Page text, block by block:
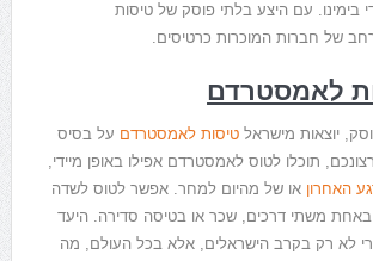
בימינו. עם היצע בלתי פוסק של טיסות
של חברות המוכרות כרטיסים.
לאמסטרדם
יוצאות מישראל טיסות לאמסטרדם על בסיס
תוכלו לטוס לאמסטרדם אפילו באופן מיידי,
האחרון או של מהיום למחר. אפשר לטוס לשדה
משתי דרכים, שכר או בטיסה סדירה. היעד
לא רק בקרב הישראלים, אלא בכל העולם, מה